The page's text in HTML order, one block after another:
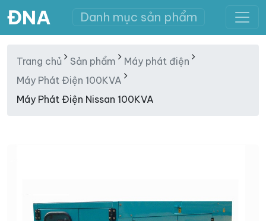
ĐNA Danh mục sản phẩm
Trang chủ Sản phẩm
Máy phát điện
Máy Phát Điện 100KVA
Máy Phát Điện Nissan 100KVA